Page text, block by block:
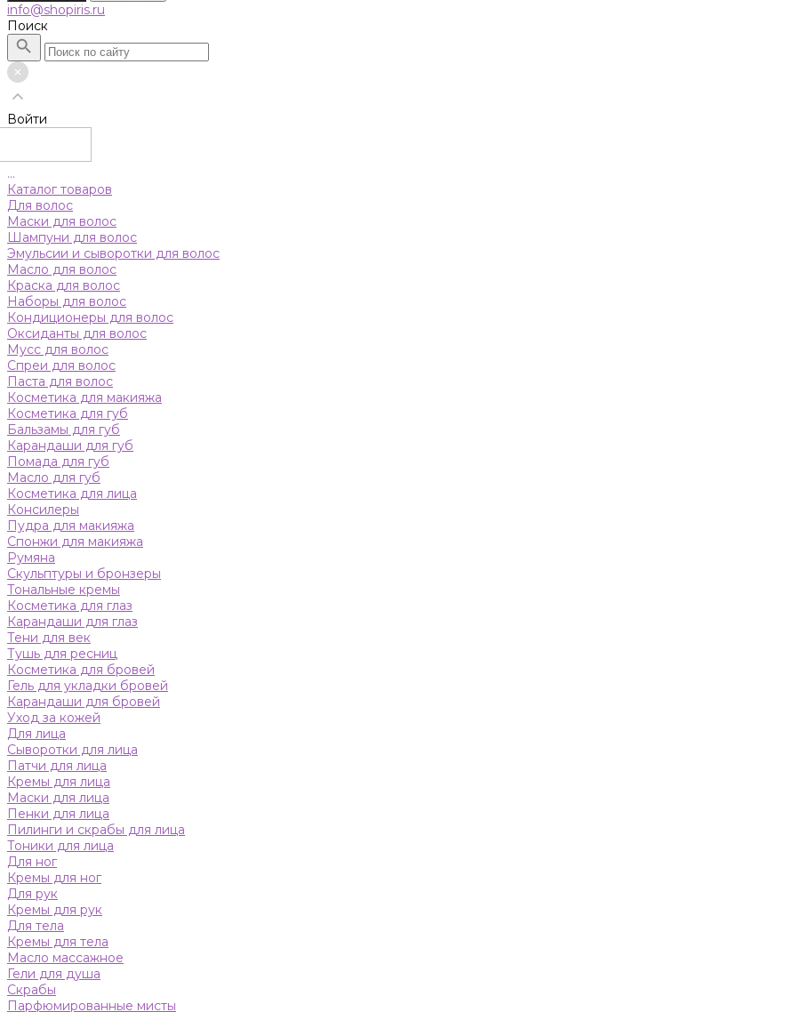
info@shopiris.ru
Поиск
Войти
...
Каталог товаров
Для волос
Маски для волос
Шампуни для волос
Эмульсии и сыворотки для волос
Масло для волос
Краска для волос
Наборы для волос
Кондиционеры для волос
Оксиданты для волос
Мусс для волос
Спреи для волос
Паста для волос
Косметика для макияжа
Косметика для губ
Бальзамы для губ
Карандаши для губ
Помада для губ
Масло для губ
Косметика для лица
Консилеры
Пудра для макияжа
Спонжи для макияжа
Румяна
Скульптуры и бронзеры
Тональные кремы
Косметика для глаз
Карандаши для глаз
Тени для век
Тушь для ресниц
Косметика для бровей
Гель для укладки бровей
Карандаши для бровей
Уход за кожей
Для лица
Сыворотки для лица
Патчи для лица
Кремы для лица
Маски для лица
Пенки для лица
Пилинги и скрабы для лица
Тоники для лица
Для ног
Кремы для ног
Для рук
Кремы для рук
Для тела
Кремы для тела
Масло массажное
Гели для душа
Скрабы
Парфюмированные мисты